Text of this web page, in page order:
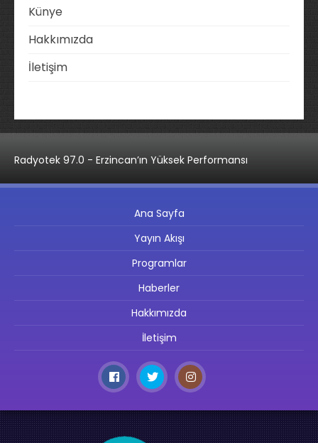
Künye
Hakkımızda
İletişim
Radyotek 97.0 - Erzincan’ın Yüksek Performansı
Ana Sayfa
Yayın Akışı
Programlar
Haberler
Hakkımızda
İletişim